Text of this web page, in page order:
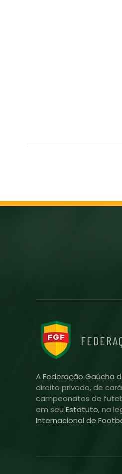
AFederação Gaúcha
direito privado, de
campeonatos de
em seu Estatuto, na
Internacional de